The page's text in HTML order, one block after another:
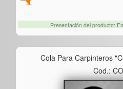
Presentación del producto:
Cola Para Carpinteros
Cod.: